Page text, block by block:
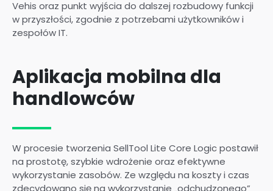
Vehis oraz punkt wyjścia do dalszej rozbudowy funkcji
w przyszłości, zgodnie z potrzebami użytkowników i
zespołów IT.
Aplikacja mobilna dla
handlowców
W procesie tworzenia SellTool Lite Core Logic postawił
na prostotę, szybkie wdrożenie oraz efektywne
wykorzystanie zasobów. Ze względu na koszty i czas
zdecydowano się na wykorzystanie „odchudzonego”